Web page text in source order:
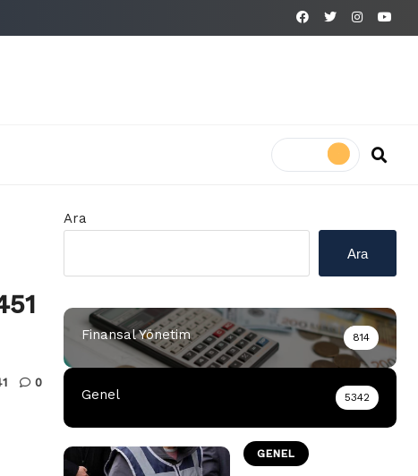
0
Ara
Ara
Finansal Yönetim 814
Genel 5342
GENEL